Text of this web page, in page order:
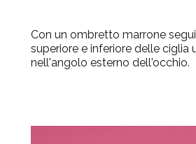
Con un ombretto marrone
superiore e inferiore delle ciglia
nell'angolo esterno dell'occhio.